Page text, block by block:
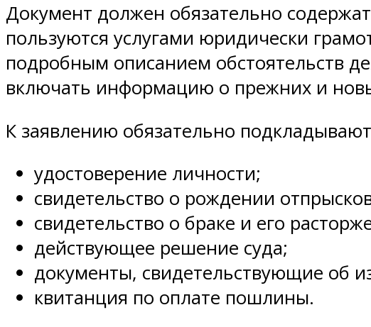
Документ должен обязательно
пользуются услугами юридически
подробным описанием обстоятельств
включать информацию о прежних и
К заявлению обязательно
удостоверение личности;
свидетельство о рождении
свидетельство о браке и его
действующее решение суда;
документы, свидетельствующие об
квитанция по оплате пошлины.